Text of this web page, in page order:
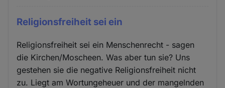
Religionsfreiheit sei ein
Religionsfreiheit sei ein Menschenrecht - sagen
die Kirchen/Moscheen. Was aber tun sie? Uns
gestehen sie die negative Religionsfreiheit nicht
zu. Liegt am Wortungeheuer und der mangelnden